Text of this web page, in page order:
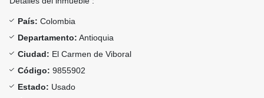
País: Colombia
Departamento: Antioquia
Ciudad: El Carmen de Viboral
Código: 9855902
Estado: Usado